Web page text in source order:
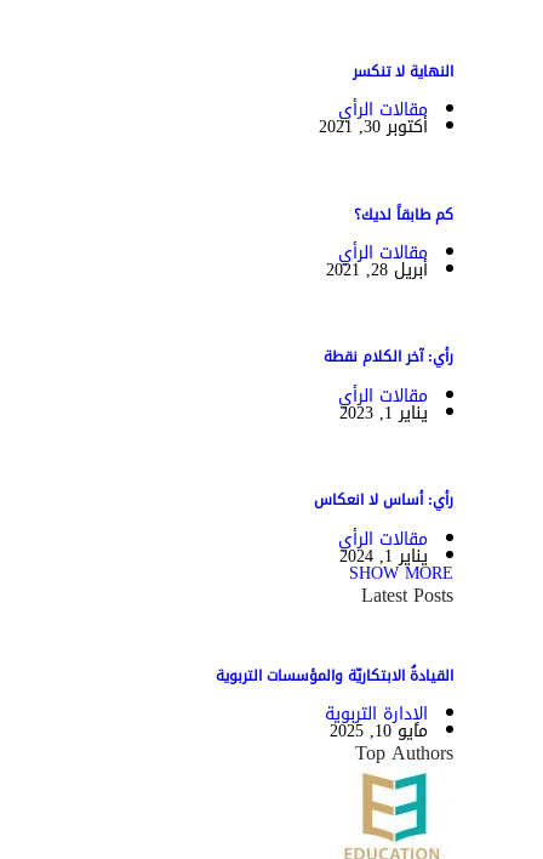
النهاية لا تنكسر
مقالات الرأي
أكتوبر 30, 2021
كم طابقاً لديك؟
مقالات الرأي
أبريل 28, 2021
رأي: آخر الكلام نقطة
مقالات الرأي
يناير 1, 2023
رأي: أساس لا انعكاس
مقالات الرأي
يناير 1, 2024
SHOW MORE
Latest Posts
القيادةُ الابتكاريّة والمؤسسات التربوية
الإدارة التربوية
مايو 10, 2025
Top Authors